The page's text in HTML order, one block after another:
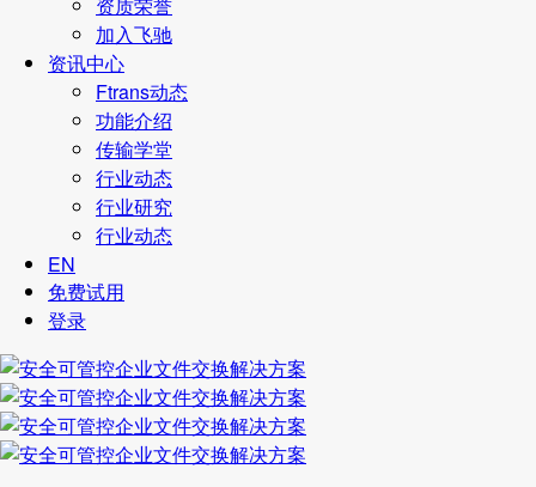
加入飞驰
资讯中心
Ftrans动态
功能介绍
传输学堂
行业动态
行业研究
行业动态
EN
免费试用
登录